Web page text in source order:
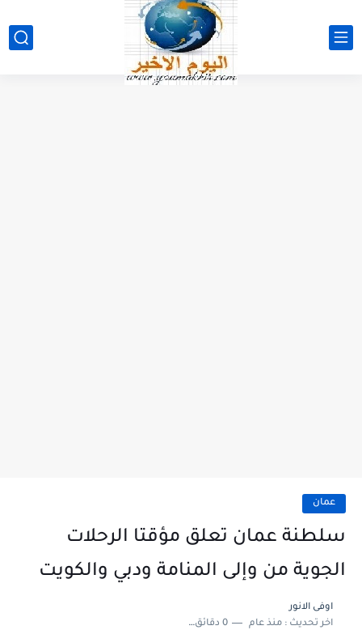
عمان
سلطنة عمان تعلق مؤقتا الرحلات
الجوية من وإلى المنامة ودبي والكويت
اوفى الانور
اخر تحديث :منذ عام 0 دقائق للقراءة